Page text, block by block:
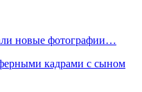
новые фотографии…
кадрами с сыном